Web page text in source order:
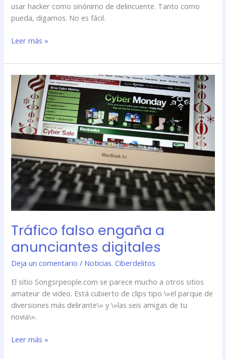
usar hacker como sinónimo de delincuente. Tanto como
pueda, digamos. No es fácil.
Leer más »
Tráfico falso engaña a
anunciantes digitales
Deja un comentario / Noticias. Ciberdelitos
El sitio Songsrpeople.com se parece mucho a otros sitios
amateur de video. Está cubierto de clips tipo \»el parque de
diversiones más delirante\» y \»las seis amigas de tu
novia\».
Tráfico
falso
engaña
a
anunciantes
digitales
Leer más »